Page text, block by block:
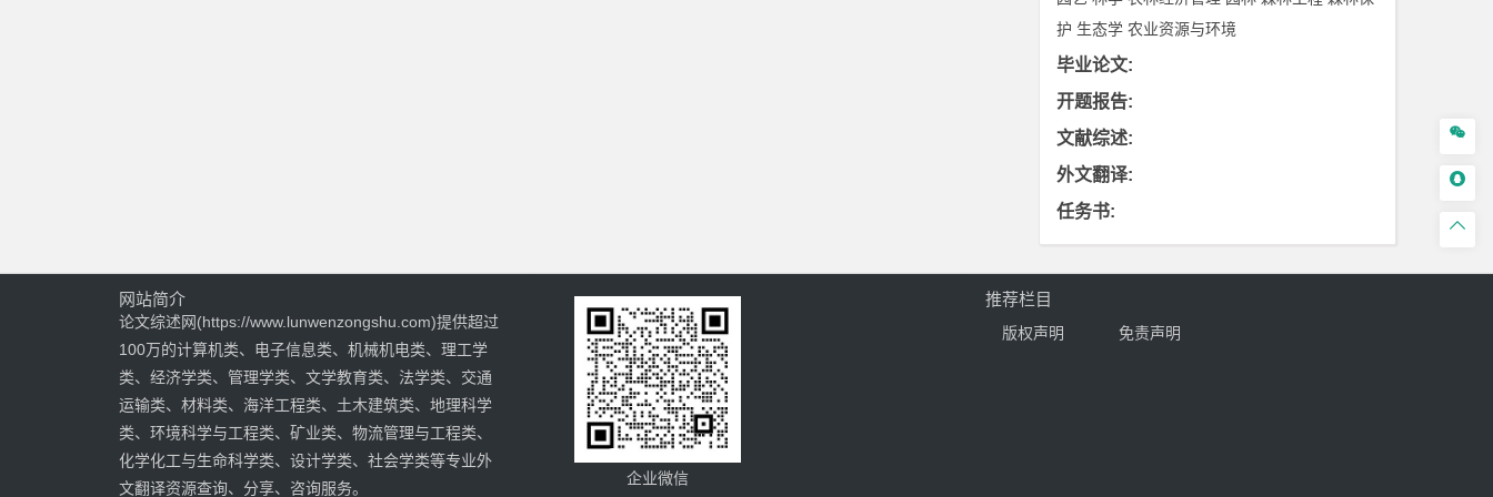
护 生态学 农业资源与环境
毕业论文:
开题报告:
文献综述:
外文翻译:
任务书:



网站简介
论文综述网(https://www.lunwenzongshu.com)提供超过
100万的计算机类、电子信息类、机械机电类、理工学
类、经济学类、管理学类、文学教育类、法学类、交通
运输类、材料类、海洋工程类、土木建筑类、地理科学
类、环境科学与工程类、矿业类、物流管理与工程类、
化学化工与生命科学类、设计学类、社会学类等专业外
文翻译资源查询、分享、咨询服务。
企业微信
推荐栏目
版权声明 免责声明